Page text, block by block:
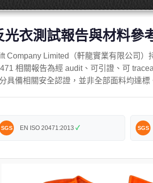
光衣測試報告與材料參
Company Limited（軒龍實業有限公司
相關報告為經 audit、可引證、可
具備相關安全認證，並非全部面料均達
SGS EN ISO 20471:2013 ✓ SGS